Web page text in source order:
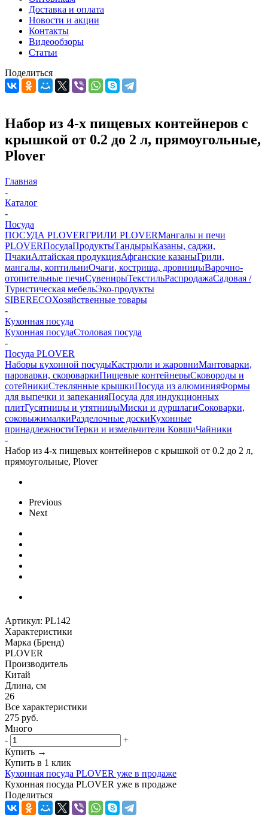
Доставка и оплата
Новости и акции
Контакты
Видеообзоры
Статьи
Поделиться
Набор из 4-х пищевых контейнеров с
крышкой от 0.2 до 2 л, прямоугольные,
Plover
Главная
-
Каталог
-
Посуда
ПОСУДА PLOVERГРИЛИ PLOVERМангалы и печи
PLOVERПосудаПродуктыТандырыКазаны, саджи,
ПчакиАлтайская продукцияАфганские казаныГрили,
мангалы, коптильниОчаги, кострища, дровницыВарочно-
отопительные печиСувенирыТекстильРаспродажаСадовая /
Туристическая мебельЭко-продукты
SIBERECOХозяйственные товары
-
Кухонная посуда
Кухонная посудаСтоловая посуда
-
Посуда PLOVER
Наборы кухонной посудыКастрюли и жаровниМантоварки,
пароварки, скороваркиПищевые контейнерыСковороды и
сотейникиСтеклянные крышкиПосуда из алюминияФормы
для выпечки и запеканияПосуда для индукционных
плитГусятницы и утятницыМиски и дуршлагиСоковарки,
соковыжималкиРазделочные доскиКухонные
принадлежностиТерки и измельчители КовшиЧайники
-
Набор из 4-х пищевых контейнеров с крышкой от 0.2 до 2 л,
прямоугольные, Plover
Previous
Next
Артикул: PL142
Характеристики
Марка (Бренд)
PLOVER
Производитель
Китай
Длина, см
26
Все характеристики
275 руб.
Много
-
+
Купить →
Купить в 1 клик
Кухонная посуда PLOVER уже в продаже
Кухонная посуда PLOVER уже в продаже
Поделиться